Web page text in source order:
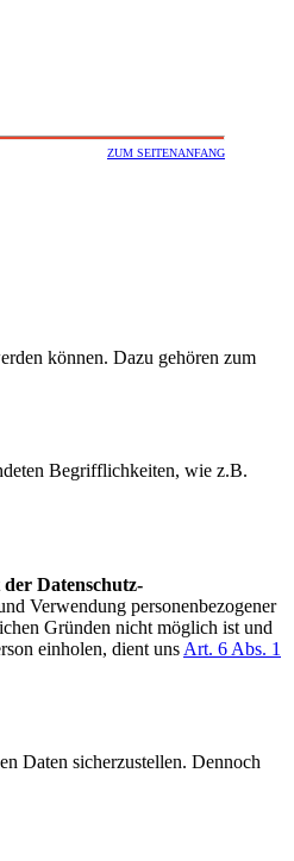
ZUM SEITENANFANG
können. Dazu gehören zum
Begrifflichkeiten, wie z.B.
Datenschutz-
Verwendung personenbezogener
Gründen nicht möglich ist und
einholen, dient uns Art. 6 Abs. 1
Daten sicherzustellen. Dennoch